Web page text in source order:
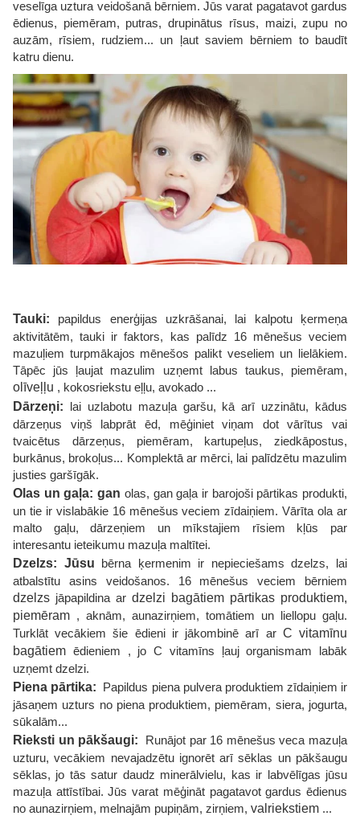
veselīga uztura veidošanā bērniem. Jūs varat pagatavot gardus
ēdienus, piemēram, putras, drupinātus rīsus, maizi, zupu no
auzām, rīsiem, rudziem... un ļaut saviem bērniem to baudīt
katru dienu.
Tauki: papildus enerģijas uzkrāšanai, lai kalpotu ķermeņa
aktivitātēm, tauki ir faktors, kas palīdz 16 mēnešus veciem
mazuļiem turpmākajos mēnešos palikt veseliem un lielākiem.
Tāpēc jūs ļaujat mazulim uzņemt labus taukus, piemēram,
olīveļļu , kokosriekstu eļļu, avokado ...
Dārzeņi: lai uzlabotu mazuļa garšu, kā arī uzzinātu, kādus
dārzeņus viņš labprāt ēd, mēģiniet viņam dot vārītus vai
tvaicētus dārzeņus, piemēram, kartupeļus, ziedkāpostus,
burkānus, brokoļus... Komplektā ar mērci, lai palīdzētu mazulim
justies garšīgāk.
Olas un gaļa: gan olas, gan gaļa ir barojoši pārtikas produkti,
un tie ir vislabākie 16 mēnešus veciem zīdaiņiem. Vārīta ola ar
malto gaļu, dārzeņiem un mīkstajiem rīsiem kļūs par
interesantu ieteikumu mazuļa maltītei.
Dzelzs: Jūsu bērna ķermenim ir nepieciešams dzelzs, lai
atbalstītu asins veidošanos. 16 mēnešus veciem bērniem
dzelzs jāpapildina ar dzelzi bagātiem pārtikas produktiem,
piemēram , aknām, aunazirņiem, tomātiem un liellopu gaļu.
Turklāt vecākiem šie ēdieni ir jākombinē arī ar C vitamīnu
bagātiem ēdieniem , jo C vitamīns ļauj organismam labāk
uzņemt dzelzi.
Piena pārtika: Papildus piena pulvera produktiem zīdaiņiem ir
jāsaņem uzturs no piena produktiem, piemēram, siera, jogurta,
sūkalām...
Rieksti un pākšaugi:
Runājot par 16 mēnešus veca mazuļa
uzturu, vecākiem nevajadzētu ignorēt arī sēklas un pākšaugu
sēklas, jo tās satur daudz minerālvielu, kas ir labvēlīgas jūsu
mazuļa attīstībai. Jūs varat mēģināt pagatavot gardus ēdienus
no aunazirņiem, melnajām pupiņām, zirņiem, valriekstiem ...